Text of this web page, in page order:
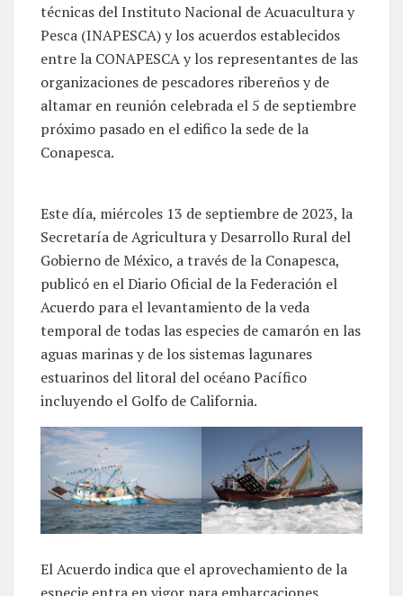
técnicas del Instituto Nacional de Acuacultura y
Pesca (INAPESCA) y los acuerdos establecidos
entre la CONAPESCA y los representantes de las
organizaciones de pescadores ribereños y de
altamar en reunión celebrada el 5 de septiembre
próximo pasado en el edifico la sede de la
Conapesca.
Este día, miércoles 13 de septiembre de 2023, la
Secretaría de Agricultura y Desarrollo Rural del
Gobierno de México, a través de la Conapesca,
publicó en el Diario Oficial de la Federación el
Acuerdo para el levantamiento de la veda
temporal de todas las especies de camarón en las
aguas marinas y de los sistemas lagunares
estuarinos del litoral del océano Pacífico
incluyendo el Golfo de California.
El Acuerdo indica que el aprovechamiento de la